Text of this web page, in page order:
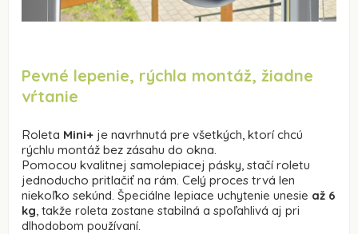
Pevné lepenie, rýchla montáž, žiadne
vŕtanie
Roleta Mini+ je navrhnutá pre všetkých, ktorí chcú
rýchlu montáž bez zásahu do okna.
Pomocou kvalitnej samolepiacej pásky, stačí roletu
jednoducho pritlačiť na rám. Celý proces trvá len
niekoľko sekúnd. Špeciálne lepiace uchytenie unesie až 6
kg , takže roleta zostane stabilná a spoľahlivá aj pri
dlhodobom používaní.